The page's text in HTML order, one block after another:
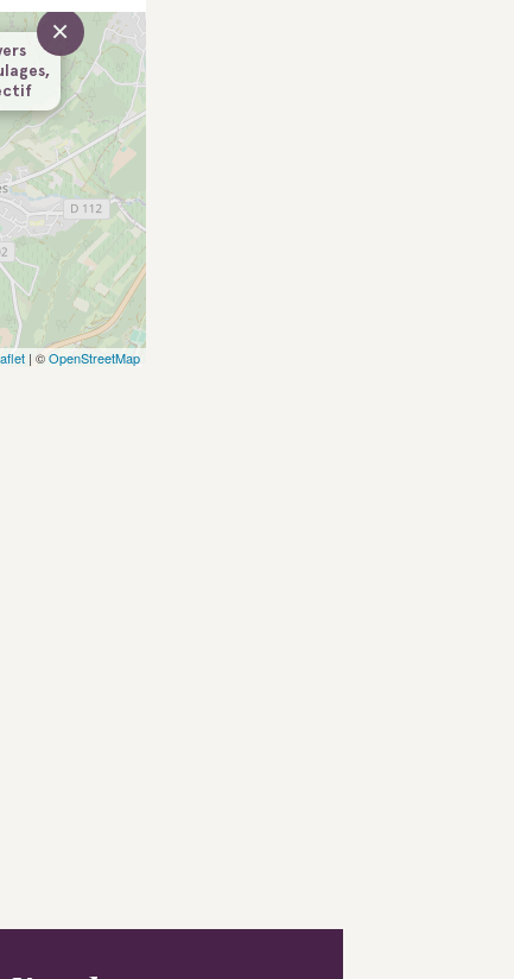
×
| ©OpenStreetMap